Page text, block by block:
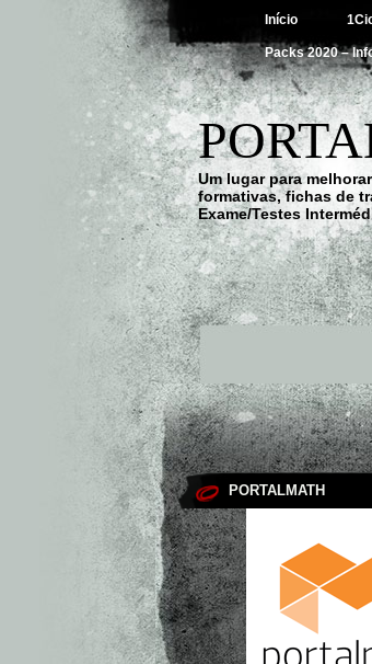
Início
Packs 2020 –
Um lugar para
formativas, fichas de
Exame/Testes
PORTALMATH